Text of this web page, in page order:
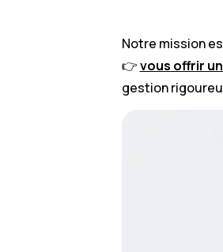
Notre mission
👉vous offrir
gestion